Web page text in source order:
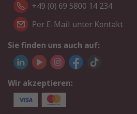
+49 (0) 69 5800 14 234
Per E-Mail unter Kontakt
Sie finden uns auch auf:
Wir akzeptieren: